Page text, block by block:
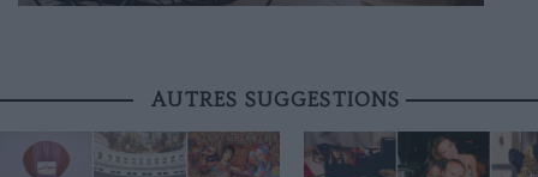
AUTRES SUGGESTIONS